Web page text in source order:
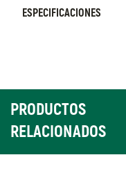
ESPECIFICACIONES
PRODUCTOS
RELACIONADOS